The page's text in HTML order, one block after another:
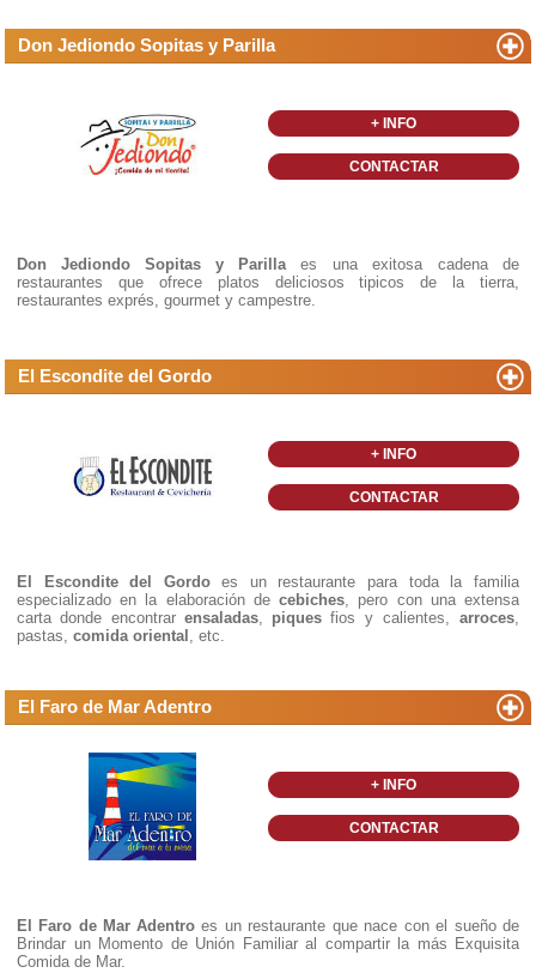
Don Jediondo Sopitas y Parilla
+ INFO
CONTACTAR
Don Jediondo Sopitas y Parilla es una exitosa cadena de
restaurantes que ofrece platos deliciosos tipicos de la tierra,
restaurantes exprés, gourmet y campestre.
El Escondite del Gordo
+ INFO
CONTACTAR
El Escondite del Gordo es un restaurante para toda la familia
especializado en la elaboración de cebiches , pero con una extensa
carta donde encontrar ensaladas piques fios y calientes, arroces
pastas, comida oriental , etc.
El Faro de Mar Adentro
+ INFO
CONTACTAR
El Faro de Mar Adentro es un restaurante que nace con el sueño de
Brindar un Momento de Unión Familiar al compartir la más Exquisita
Comida de Mar.